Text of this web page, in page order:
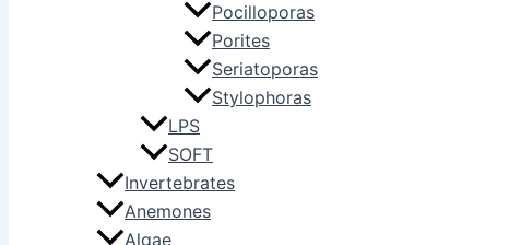
Pocilloporas
Porites
Seriatoporas
Stylophoras
LPS
SOFT
Invertebrates
Anemones
Algae